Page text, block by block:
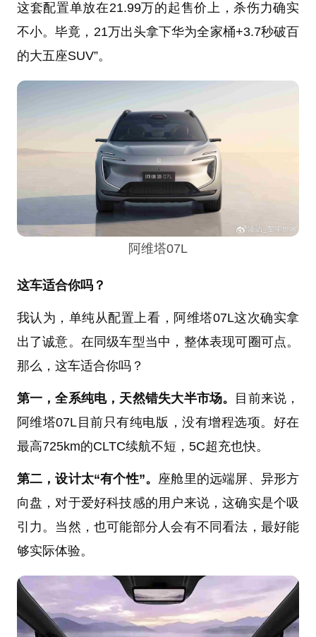
这套配置单放在21.99万的起售价上，杀伤力确实
不小。毕竟，21万出头拿下华为全家桶+3.7秒破百
的大五座SUV”。
阿维塔07L
这车适合你吗？
我认为，单纯从配置上看，阿维塔07L这次确实拿
出了诚意。在同级车型当中，整体表现可圈可点。
那么，这车适合你吗？
第一，全系纯电，天然错失大半市场。
目前来说，
阿维塔07L目前只有纯电版，没有增程选项。好在
最高725km的CLTC续航不短，5C超充也快。
第二，设计太“有个性”。 座舱里的远端屏、异形方
向盘，对于爱好科技感的用户来说，这确实是个吸
引力。当然，也可能部分人会有不同看法，最好能
够实际体验。